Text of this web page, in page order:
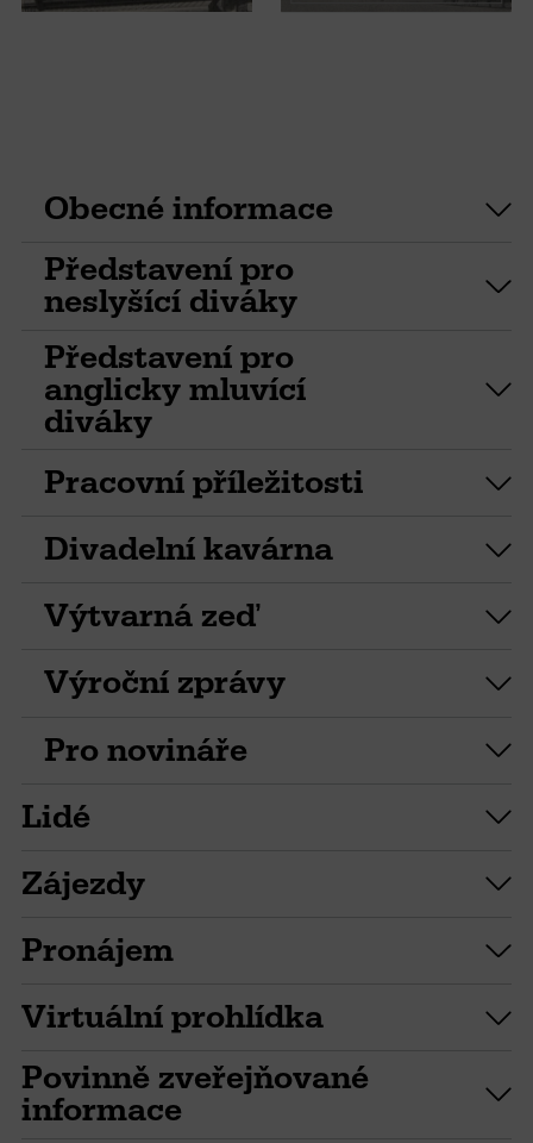
Obecné informace
Představení pro
neslyšící diváky
Představení pro
anglicky mluvící
diváky
Pracovní příležitosti
Divadelní kavárna
Výtvarná zeď
Výroční zprávy
Pro novináře
Lidé
Zájezdy
Pronájem
Virtuální prohlídka
Povinně zveřejňované
informace